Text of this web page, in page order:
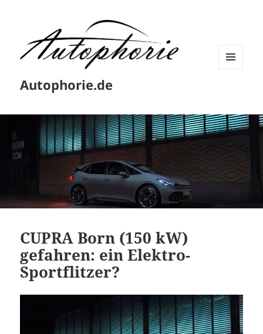
Autophorie.de
CUPRA Born (150 kW)
gefahren: ein Elektro-
Sportflitzer?